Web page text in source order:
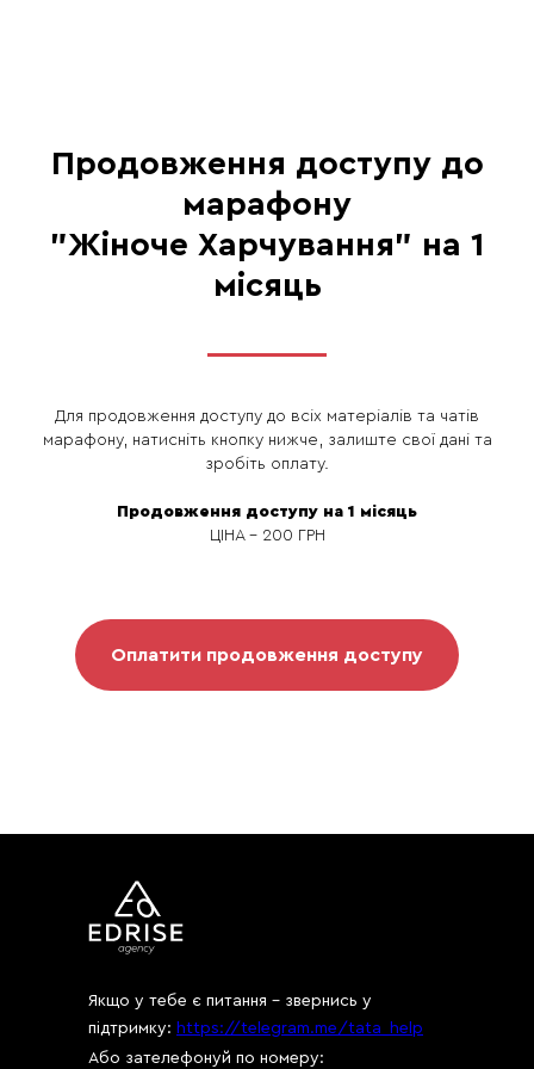
Продовження доступу до
марафону
"Жіноче Харчування" на 1
місяць
Для продовження доступу до всіх матеріалів та чатів
марафону, натисніть кнопку нижче, залиште свої дані та
зробіть оплату.
Продовження доступу на 1 місяць
ЦІНА - 200 ГРН
Оплатити продовження доступу
Якщо у тебе є питання - звернись у
підтримку: https://telegram.me/tata_help
Або зателефонуй по номеру: